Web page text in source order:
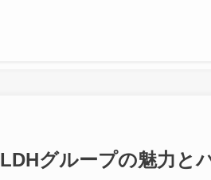
グループの魅力と